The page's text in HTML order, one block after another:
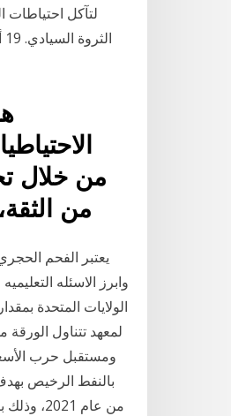
لتآكل احتياطات
من خلال
من
يعتبر الفحم
وابرز الاسئله
لمعهد تتناول
بالنفط الرخيص
من عام